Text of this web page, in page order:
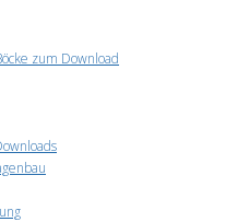
zum Download